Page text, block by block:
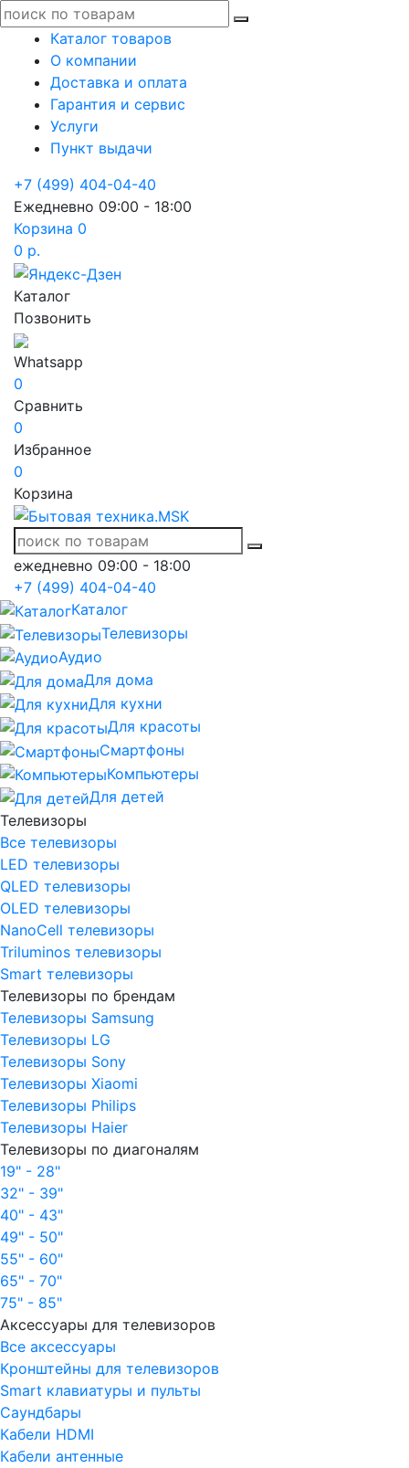
Каталог товаров
О компании
Доставка и оплата
Гарантия и сервис
Услуги
Пункт выдачи
+7 (499) 404-04-40
Ежедневно 09:00 - 18:00
Корзина 0
0 р.
Каталог
Позвонить
Whatsapp
0
Сравнить
0
Избранное
0
Корзина
ежедневно 09:00 - 18:00
+7 (499) 404-04-40
Каталог
Телевизоры
Аудио
Для дома
Для кухни
Для красоты
Смартфоны
Компьютеры
Для детей
Телевизоры
Все телевизоры
LED телевизоры
QLED телевизоры
OLED телевизоры
NanoCell телевизоры
Triluminos телевизоры
Smart телевизоры
Телевизоры по брендам
Телевизоры Samsung
Телевизоры LG
Телевизоры Sony
Телевизоры Xiaomi
Телевизоры Philips
Телевизоры Haier
Телевизоры по диагоналям
19" - 28"
32" - 39"
40" - 43"
49" - 50"
55" - 60"
65" - 70"
75" - 85"
Аксессуары для телевизоров
Все аксессуары
Кронштейны для телевизоров
Smart клавиатуры и пульты
Саундбары
Кабели HDMI
Кабели антенные